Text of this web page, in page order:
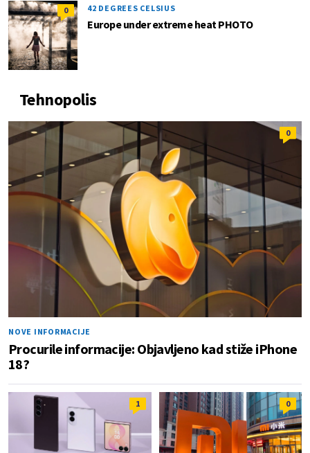
0 42 DEGREES CELSIUS
Europe under extreme heat PHOTO
Tehnopolis
0
NOVE INFORMACIJE
Procurile informacije: Objavljeno kad stiže iPhone
18?
1 0